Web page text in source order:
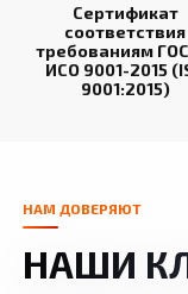
Сертификат
соответствия
требованиям
ИСО 9001-2015
9001:2015)
НАМ ДОВЕРЯЮТ
НАШИ